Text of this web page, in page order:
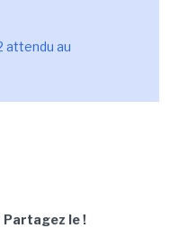
attendu au
Partagez le !